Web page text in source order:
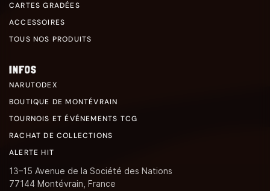
CARTES GRADÉES
ACCESSOIRES
TOUS NOS PRODUITS
INFOS
NARUTODEX
BOUTIQUE DE MONTÉVRAIN
TOURNOIS ET ÉVÉNEMENTS TCG
RACHAT DE COLLECTIONS
ALERTE HIT
13–15 Avenue de la Société des Nations
77144 Montévrain, France